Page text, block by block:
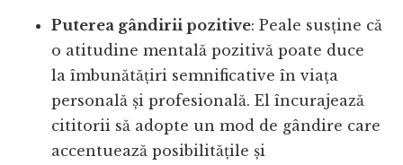
Puterea gândirii pozitive: Peale susține că
o atitudine mentală pozitivă poate duce
la îmbunătățiri semnificative în viața
personală și profesională. El încurajează
cititorii să adopte un mod de gândire care
accentuează posibilitățile și